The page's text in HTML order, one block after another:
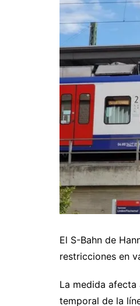
El S-Bahn de
restricciones en
La medida
temporal de la